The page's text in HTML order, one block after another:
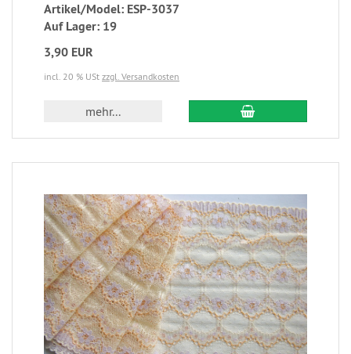
Artikel/Model: ESP-3037
Auf Lager: 19
3,90 EUR
incl. 20 % USt zzgl. Versandkosten
mehr...